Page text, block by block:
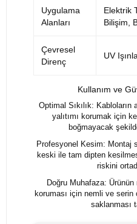
Uygulama
Alanları
Elektrik
Bilişim,
Çevresel
Direnç
UV
Kullanım ve
Optimal Sıkılık: Kabloların
yalıtımı korumak için
boğmayacak
Profesyonel Kesim: Montaj
keski ile tam dipten
riskini
Doğru Muhafaza:
koruması için nemli ve serin
saklanması